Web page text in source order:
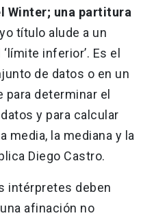
Winter; una partitura
título alude a un
inferior’. Es el
de datos o en un
determinar el
y para calcular
media, la mediana y la
Diego Castro.
intérpretes deben
afinación no